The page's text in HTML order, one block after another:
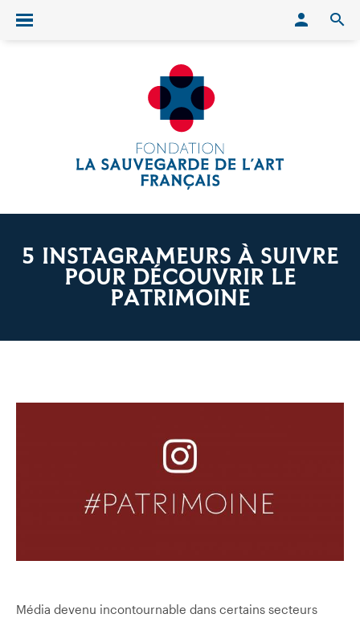
Ouvrir/fermer le menu
5 INSTAGRAMEURS À SUIVRE
POUR DÉCOUVRIR LE
PATRIMOINE
Média devenu incontournable dans certains secteurs